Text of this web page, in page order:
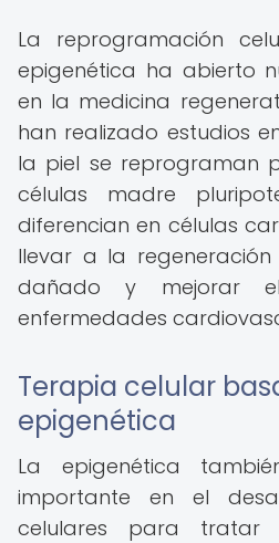
La reprogramación
epigenética ha abierto
en la medicina
han realizado estudios
la piel se reprograman
células madre
diferencian en células
llevar a la
dañado y mejorar
enfermedades
Terapia celular
epigenética
La epigenética
importante en el
celulares para tratar